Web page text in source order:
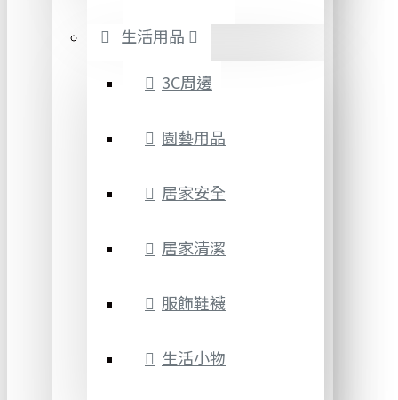
生活用品
3C周邊
園藝用品
居家安全
居家清潔
服飾鞋襪
生活小物